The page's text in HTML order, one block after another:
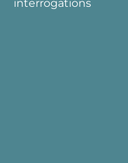
interrogations